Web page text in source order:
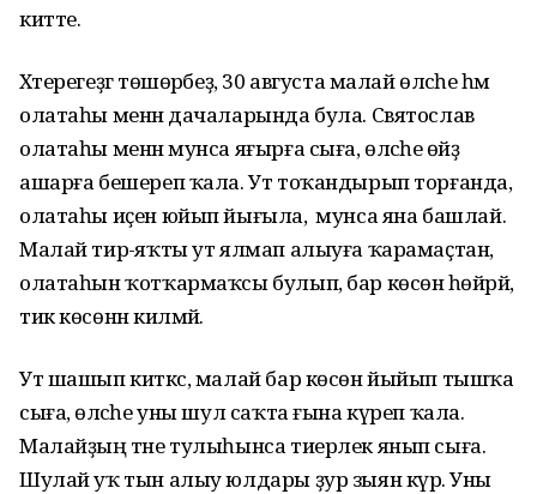
китте.
Хәтерегеҙгә төшөрәбеҙ, 30 августа малай өләсәһе һәм
олатаһы менән дачаларында була. Святослав
олатаһы менән мунса яғырға сыға, өләсәһе өйҙә
ашарға бешереп ҡала. Ут тоҡандырып торғанда,
олатаһы иҫен юйып йығыла, ә мунса яна башлай.
Малай тирә-яҡты ут ялмап алыуға ҡарамаҫтан,
олатаһын ҡотҡармаҡсы булып, бар көсөнә һөйрәй,
тик көсөнән килмәй.
Ут шашып киткәс, малай бар көсөн йыйып тышҡа
сыға, өләсәһе уны шул саҡта ғына күреп ҡала.
Малайҙың тәне тулыһынса тиерлек янып сыға.
Шулай уҡ тын алыу юлдары ҙур зыян күрә. Уны